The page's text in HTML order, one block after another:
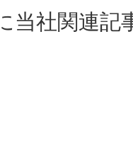
当社関連記